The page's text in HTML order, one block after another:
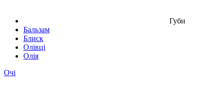
Губи
Бальзам
Блиск
Олівці
Олія
Очі